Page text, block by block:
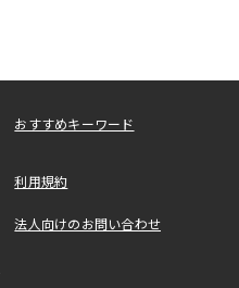
おすすめキーワード
利用規約
法人向けのお問い合わせ